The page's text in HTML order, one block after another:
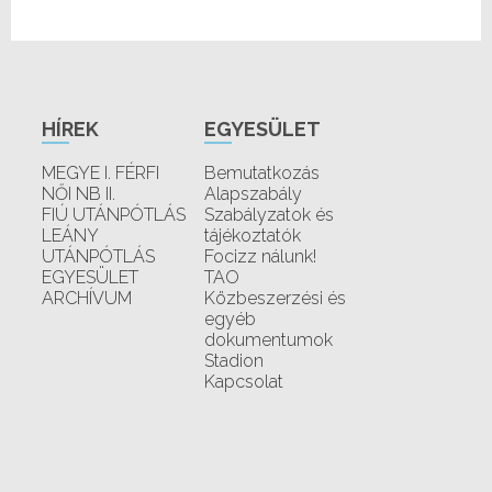
HÍREK
MEGYE I. FÉRFI
NŐI NB II.
FIÚ UTÁNPÓTLÁS
LEÁNY
UTÁNPÓTLÁS
EGYESÜLET
ARCHÍVUM
EGYESÜLET
Bemutatkozás
Alapszabály
Szabályzatok és
tájékoztatók
Focizz nálunk!
TAO
Közbeszerzési és
egyéb
dokumentumok
Stadion
Kapcsolat